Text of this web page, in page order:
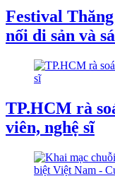
Festival
nối di sản và
TP.HCM rà
viên, nghệ sĩ